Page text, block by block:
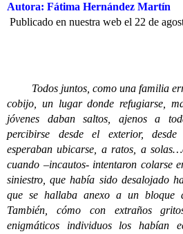
Autora: Fátima Hernández Martín
Publicado en nuestra web el 22 de
Todos juntos, como una familia
cobijo, un lugar donde refugiarse,
jóvenes daban saltos, ajenos a
percibirse desde el exterior,
esperaban ubicarse, a ratos, a
cuando –incautos- intentaron colarse
siniestro, que había sido desalojado
que se hallaba anexo a un bloque
También, cómo con extraños
enigmáticos individuos los habían